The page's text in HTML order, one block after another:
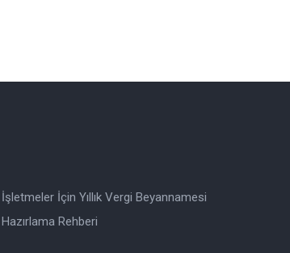
İşletmeler İçin Yıllık Vergi Beyannamesi
Hazırlama Rehberi